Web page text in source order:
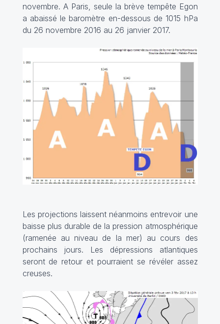
novembre. A Paris, seule la brève tempête Egon
a abaissé le baromètre en-dessous de 1015 hPa
du 26 novembre 2016 au 26 janvier 2017.
Les projections laissent néanmoins entrevoir une
baisse plus durable de la pression atmosphérique
(ramenée au niveau de la mer) au cours des
prochains jours. Les dépressions atlantiques
seront de retour et pourraient se révéler assez
creuses.